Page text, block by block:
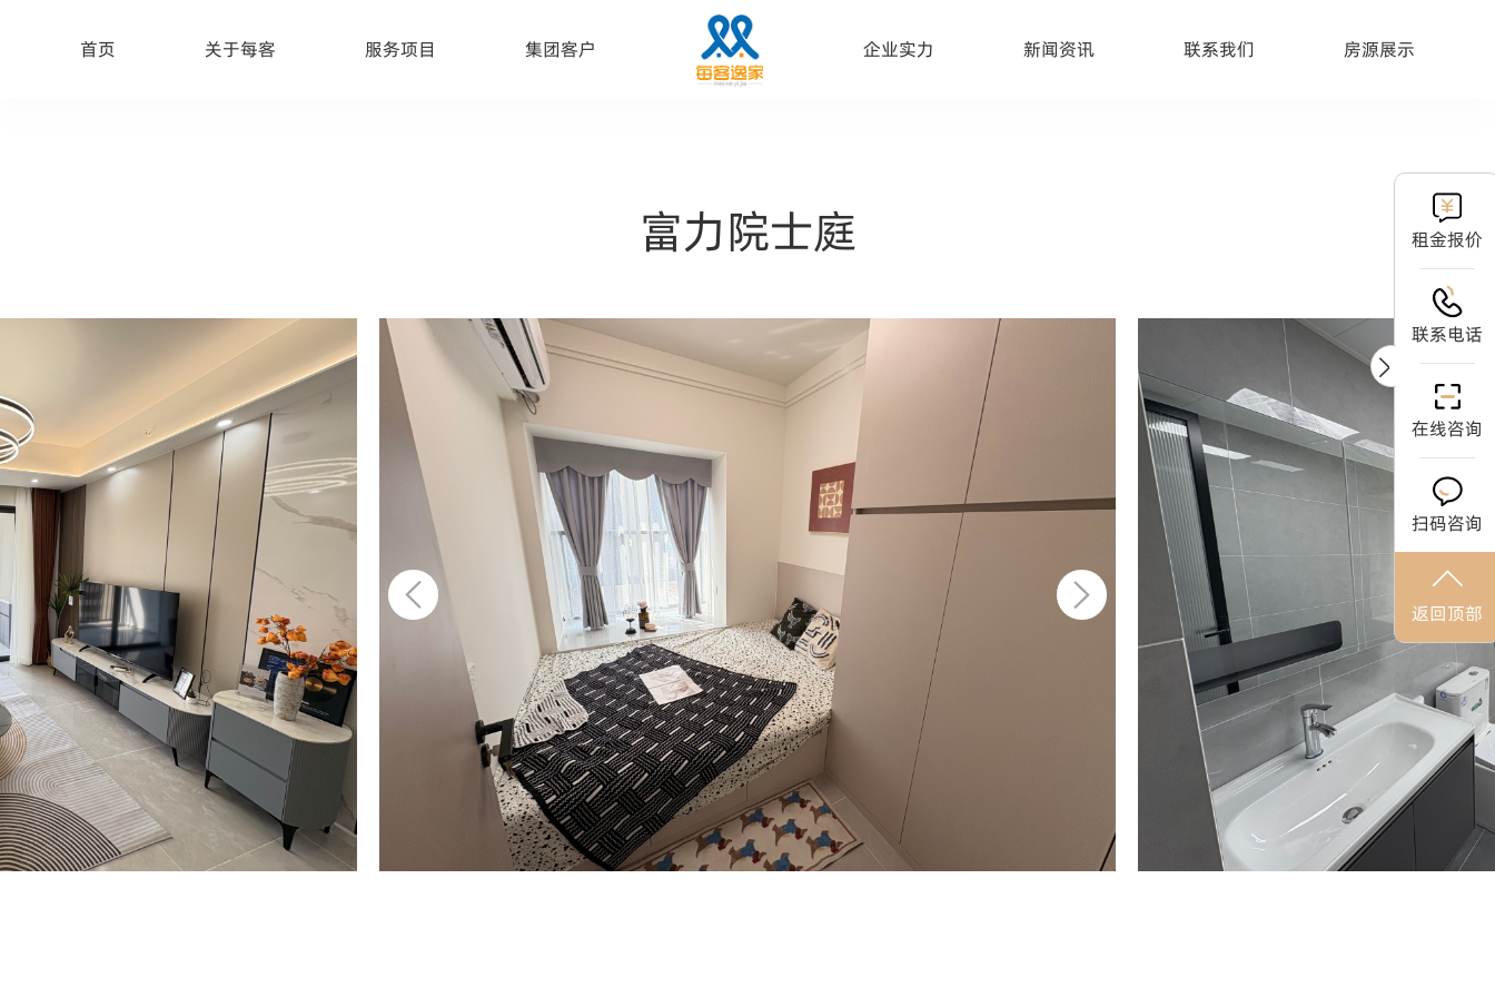
首页 关于每客 服务项目 集团客户 企业实力 新闻资讯 联系我们 房源展示
富力院士庭 租金报价
联系电话
在线咨询
扫码咨询
返回顶部